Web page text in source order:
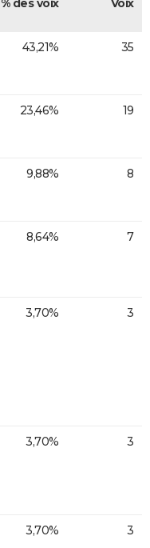
43,21% 35
23,46% 19
9,88% 8
8,64% 7
3,70% 3
3,70% 3
3,70% 3